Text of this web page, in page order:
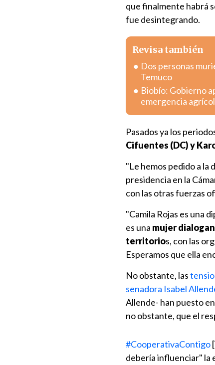
que finalmente habrá
fue desintegrando.
Revisa también
Dos personas
Temuco
Biobío: Gobierno
emergencia
Pasados ya los
Cifuentes (DC) y
"Le hemos pedido a la
presidencia en la
con las otras fuerzas
"Camila Rojas es una
es una mujer
territorios, con las
Esperamos que ella
No obstante, las
senadora Isabel
Allende- han puesto
no obstante, que el
#CooperativaContigo
debería influenciar" la